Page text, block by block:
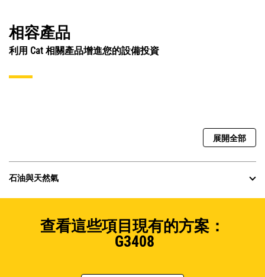
相容產品
利用 Cat 相關產品增進您的設備投資
展開全部
石油與天然氣
查看這些項目現有的方案：
G3408